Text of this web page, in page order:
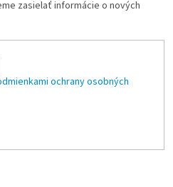
e
r
y
s
zasielať informácie o nových
ochrany osobných